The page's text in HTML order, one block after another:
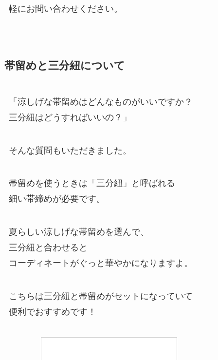
軽にお問い合わせください。
帯留めと三分紐について
「涼しげな帯留めはどんなものがいいですか？
三分紐はどうすればいいの？」
そんな質問もいただきました。
帯留めを使うときは「三分紐」と呼ばれる
細い帯締めが必要です。
夏らしい涼しげな帯留めを選んで、
三分紐と合わせると
コーディネートがぐっと華やかになりますよ。
こちらは三分紐と帯留めがセットになっていて
便利でおすすめです！